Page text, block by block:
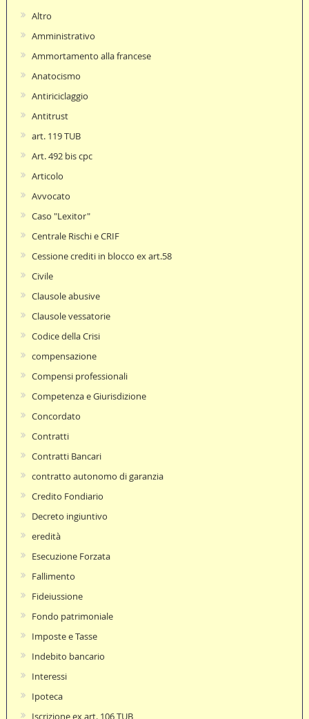
Altro
Amministrativo
Ammortamento alla francese
Anatocismo
Antiriciclaggio
Antitrust
art. 119 TUB
Art. 492 bis cpc
Articolo
Avvocato
Caso "Lexitor"
Centrale Rischi e CRIF
Cessione crediti in blocco ex art.58
Civile
Clausole abusive
Clausole vessatorie
Codice della Crisi
compensazione
Compensi professionali
Competenza e Giurisdizione
Concordato
Contratti
Contratti Bancari
contratto autonomo di garanzia
Credito Fondiario
Decreto ingiuntivo
eredità
Esecuzione Forzata
Fallimento
Fideiussione
Fondo patrimoniale
Imposte e Tasse
Indebito bancario
Interessi
Ipoteca
Iscrizione ex art. 106 TUB